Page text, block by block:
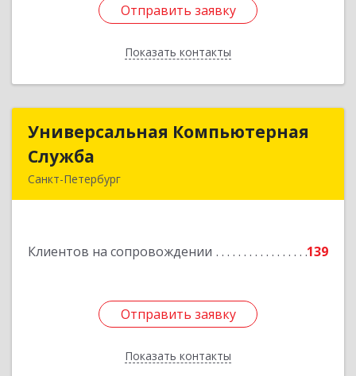
Отправить заявку
Показать контакты
Отправить заявку
Назад
Универсальная Компьютерная
Служба
Санкт-Петербург
Клиентов на сопровождении 139
Отправить заявку
Показать контакты
Универсальная Компьютерная
Подробнее
Отправить заявку
Назад